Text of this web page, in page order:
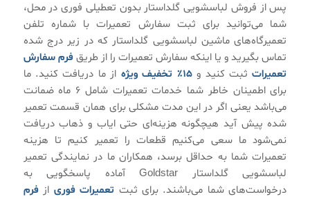
پس از فروش لباسشویی گلداستار بدون تعطیلی فوری در محل،
شما می‌توانید برای ثبت سفارش تعمیرات با شماره تلفن
تعمیرگاه‌های ماشین لباسشویی گلداستار که در زیر درج شده
تماس بگیرید و یا اینکه سفارش تعمیرات را از طریقفرم سفارش
تعمیراتثبت کنید و۱۵٪ تخفیف ویژه
از ما دریافت کنید. ما
برای اطمینان خاطر شما خدمات تعمیرات شامل ۶ ماه ضمانت
می‌باشد یعنی اگر در این مدت مشکلی برای همان قسمت تعمیر
شده پیش آید هیچگونه هزینه‌ای حتی ایاب و ذهاب دریافت
نمی‌شود ما سعی می‌کنیم قطعات را تعمیر کنیم تا هزینه
تعمیرات شما به حداقل برسد، همکاران ما در نمایندگی تعمیر
لباسشویی گلداستار Goldstar آماده پاسخگویی به
درخواست‌های شما می‌باشند. برای ثبت تعمیرات فوری از فرم